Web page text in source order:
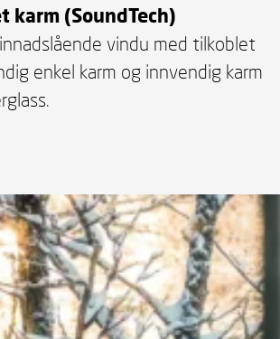
karm (SoundTech)
vindu med tilkoblet
enkel karm og innvendig karm